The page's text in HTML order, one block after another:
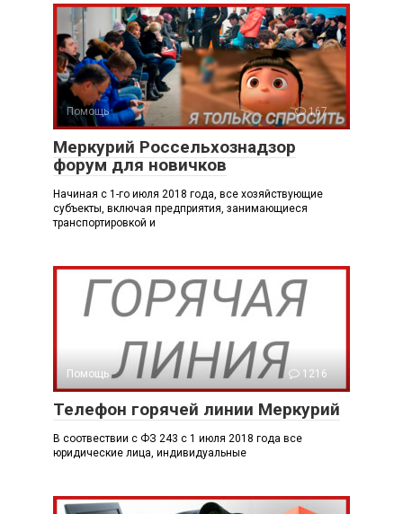
Помощь 167
Меркурий Россельхознадзор
форум для новичков
Начиная с 1-го июля 2018 года, все хозяйствующие
субъекты, включая предприятия, занимающиеся
транспортировкой и
Помощь 1216
Телефон горячей линии Меркурий
В соотвествии с ФЗ 243 с 1 июля 2018 года все
юридические лица, индивидуальные